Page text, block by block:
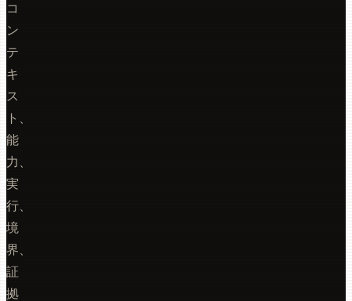
コ
ン
テ
キ
ス
ト、
能
力、
実
行、
境
界、
証
拠